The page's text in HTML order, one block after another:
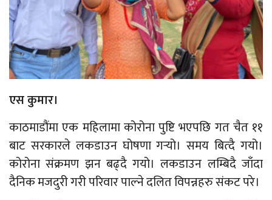
एस कुमार।
काठमाडौंमा एक महिलामा कोरोना पुष्टि भएपछि गत चैत ११
बाट सरकारले लकडाउन घोषणा गर्‍यो। समय बित्दै गयो।
कोरोना संक्रमण झन बढ्दै गयो। लकडाउन लम्बिदै जाँदा
दैनिक मजदुरी गरी परिवार पाल्ने दलित विपन्नहरु संकट परे।